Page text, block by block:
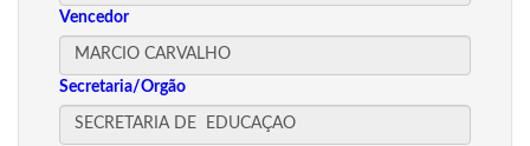
Vencedor
Secretaria/Orgão